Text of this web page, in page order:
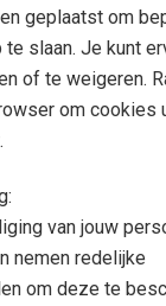
geplaatst om
slaan. Je kunt
of te weigeren.
om cookies
van jouw
nemen redelijke
om deze te